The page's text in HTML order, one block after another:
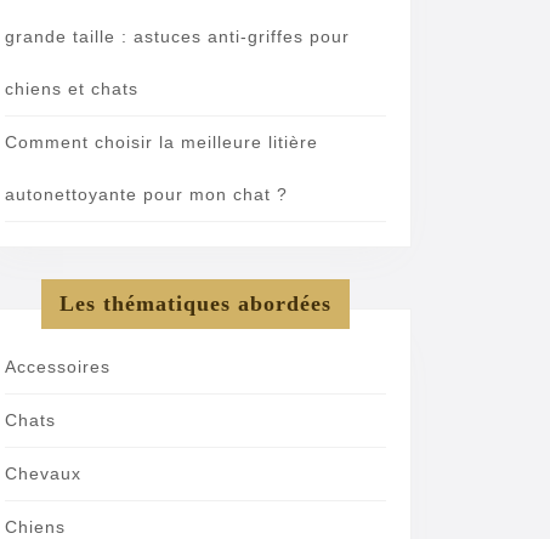
grande taille : astuces anti-griffes pour
chiens et chats
Comment choisir la meilleure litière
autonettoyante pour mon chat ?
Les thématiques abordées
Accessoires
Chats
Chevaux
Chiens